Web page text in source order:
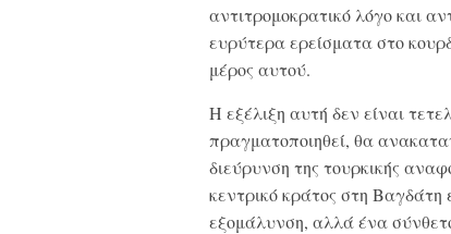
αντιτρομοκρατικό λόγο και
ευρύτερα ερείσματα στο
μέρος αυτού.
Η εξέλιξη αυτή δεν είναι
πραγματοποιηθεί, θα
διεύρυνση της τουρκικής
κεντρικό κράτος στη Βαγδάτη
εξομάλυνση, αλλά ένα